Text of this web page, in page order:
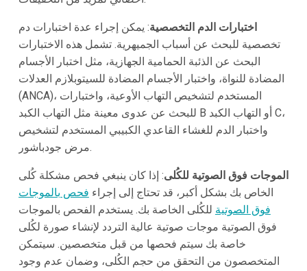
اختبارات الدم التخصصية: يمكن إجراء عدة اختبارات دم
تخصصية للبحث عن أسباب الجميهرية. تشمل هذه الاختبارات
البحث عن الذئبة الحمامية الجهازية، مثل اختبار الأجسام
المضادة للنواة، واختبار الأجسام المضادة للسيتوبلازم العدلات
(ANCA)، المستخدم لتشخيص التهاب الأوعية، واختبارات
للبحث عن عدوى معينة مثل التهاب الكبد B أو التهاب الكبد C،
واختبار الدم للغشاء القاعدي الكبيبي المستخدم لتشخيص
مرض جودباشور.
الموجات فوق الصوتية للكُلى: إذا كان ينبغي فحص مشكلة كُلى
الخاص بك بشكل أكبر، قد تحتاج إلى إجراء فحص بالموجات
فوق الصوتية للكُلى الخاصة بك. يستخدم الفحص بالموجات
فوق الصوتية موجات صوتية عالية التردد لإنشاء صورة لكُلى
خاصة بك سيتم فحصها من قبل متخصصين. سيتمكن
المتخصصون من التحقق من حجم الكُلى، وضمان عدم وجود